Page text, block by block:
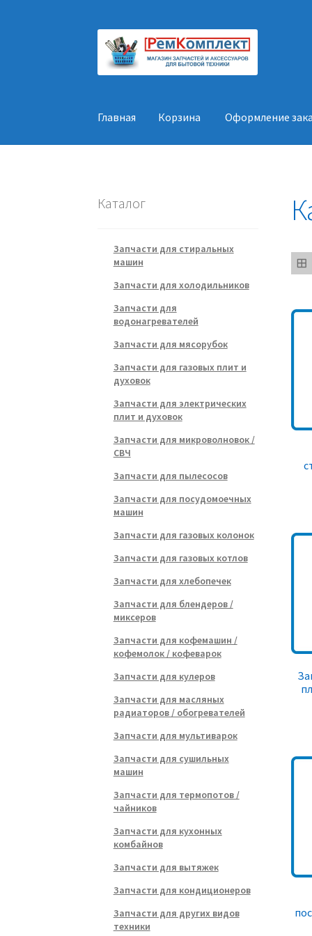
Перейти
навигации
Перейти
содержимому
Главная Корзина Оформление
Каталог
Запчасти для стиральных
машин
Запчасти для холодильников
Запчасти для
водонагревателей
Запчасти для мясорубок
Запчасти для газовых плит и
духовок
Запчасти для электрических
плит и духовок
Запчасти для микроволновок /
СВЧ
Запчасти для пылесосов
Запчасти для посудомоечных
машин
Запчасти для газовых колонок
Запчасти для газовых котлов
Запчасти для хлебопечек
Запчасти для блендеров /
миксеров
Запчасти для кофемашин /
кофемолок / кофеварок
Запчасти для кулеров
Запчасти для масляных
радиаторов / обогревателей
Запчасти для мультиварок
Запчасти для сушильных
машин
Запчасти для термопотов /
чайников
Запчасти для кухонных
комбайнов
Запчасти для вытяжек
Запчасти для кондиционеров
Запчасти для других видов
техники